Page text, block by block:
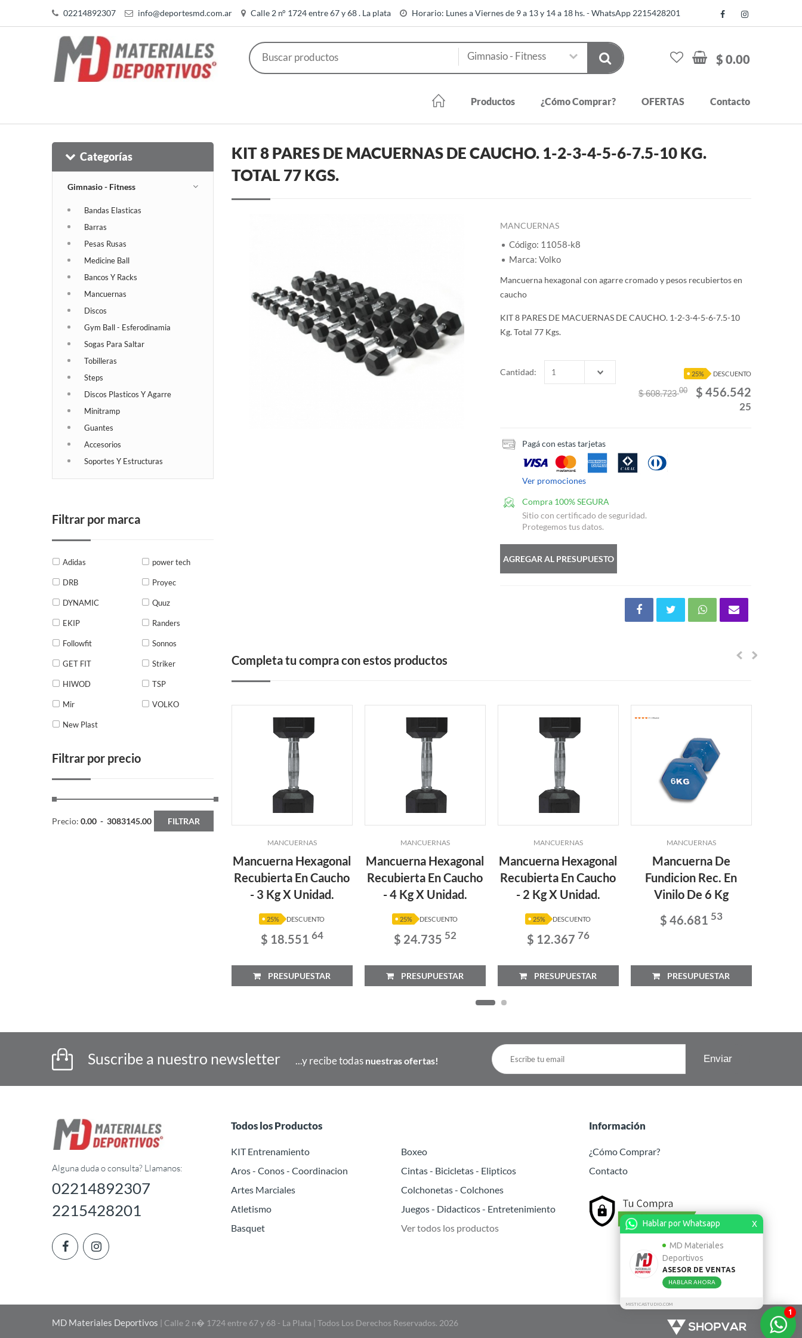
1
Hablar por Whatsapp X
MD Materiales
Deportivos
ASESOR DE VENTAS
HABLAR AHORA
MISTICASTUDIO.COM
02214892307 info@deportesmd.com.ar Calle 2 n° 1724 entre 67 y 68 . La plata Horario: Lunes a Viernes de 9 a 13 y 14 a 18 hs. - WhatsApp 2215428201
$ 0.00
Productos ¿Cómo Comprar? OFERTAS Contacto
Categorías
Gimnasio - Fitness
Bandas Elasticas
Barras
Pesas Rusas
Medicine Ball
Bancos Y Racks
Mancuernas
Discos
Gym Ball - Esferodinamia
Sogas Para Saltar
Tobilleras
Steps
Discos Plasticos Y Agarre
Minitramp
Guantes
Accesorios
Soportes Y Estructuras
Filtrar por marca
Adidas
DRB
DYNAMIC
EKIP
Followfit
GET FIT
HIWOD
Mir
New Plast
power tech
Proyec
Quuz
Randers
Sonnos
Striker
TSP
VOLKO
Filtrar por precio
Precio: 0.00 - 3083145.00 FILTRAR
KIT 8 PARES DE MACUERNAS DE CAUCHO. 1-2-3-4-5-6-7.5-10 KG.
TOTAL 77 KGS.
MANCUERNAS
Código: 11058-k8
Marca: Volko
Mancuerna hexagonal con agarre cromado y pesos recubiertos en
caucho
KIT 8 PARES DE MACUERNAS DE CAUCHO. 1-2-3-4-5-6-7.5-10
Kg. Total 77 Kgs.
Cantidad: 25% DESCUENTO
$ 608.72300 $ 456.542
25
Pagá con estas tarjetas
Ver promociones
Compra 100% SEGURA
Sitio con certificado de seguridad.
Protegemos tus datos.
AGREGAR AL PRESUPUESTO
Completa tu compra con estos productos
MANCUERNAS
Mancuerna Hexagonal
Recubierta En Caucho
- 3 Kg X Unidad.
25% DESCUENTO
$ 18.551 64
PRESUPUESTAR
MANCUERNAS
Mancuerna Hexagonal
Recubierta En Caucho
- 4 Kg X Unidad.
25% DESCUENTO
$ 24.735 52
PRESUPUESTAR
MANCUERNAS
Mancuerna Hexagonal
Recubierta En Caucho
- 2 Kg X Unidad.
25% DESCUENTO
$ 12.367 76
PRESUPUESTAR
MANCUERNAS
Mancuerna De
Fundicion Rec. En
Vinilo De 6 Kg
$ 46.681 53
PRESUPUESTAR
Suscribe a nuestro newsletter ...y recibe todas nuestras ofertas!
Alguna duda o consulta? Llamanos:
02214892307
2215428201
Todos los Productos
KIT Entrenamiento
Aros - Conos - Coordinacion
Artes Marciales
Atletismo
Basquet
Boxeo
Cintas - Bicicletas - Elipticos
Colchonetas - Colchones
Juegos - Didacticos - Entretenimiento
Ver todos los productos
Información
¿Cómo Comprar?
Contacto
MD Materiales Deportivos | Calle 2 n� 1724 entre 67 y 68 - La Plata | Todos Los Derechos Reservados. 2026